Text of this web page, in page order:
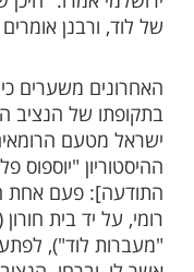
עוד תוכן
- שרף אפוסטמוס את
הוזכר במשנה
"היכן
אומרים